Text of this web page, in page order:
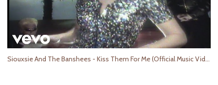
Siouxsie And The Banshees - Kiss Them For Me (Official Music Video)